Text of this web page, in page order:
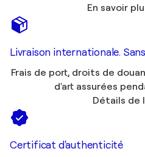
En savoir
Livraison internationale.
Frais de port, droits de
d'art assurées
Détails de
Certificat d'authenticité